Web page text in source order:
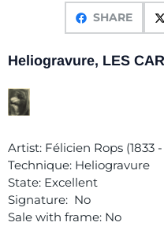
SHARE
Heliogravure, LES
Artist: Félicien Rops (1833 -
Technique: Heliogravure
State: Excellent
Signature: No
Sale with frame: No